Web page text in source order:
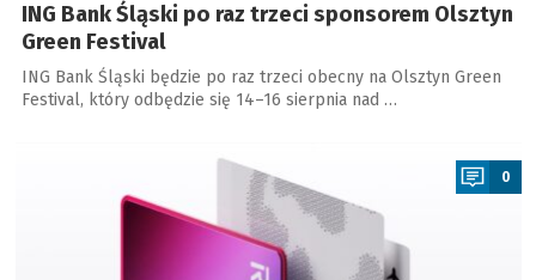
ING Bank Śląski po raz trzeci sponsorem Olsztyn
Green Festival
ING Bank Śląski będzie po raz trzeci obecny na Olsztyn Green
Festival, który odbędzie się 14–16 sierpnia nad …
0